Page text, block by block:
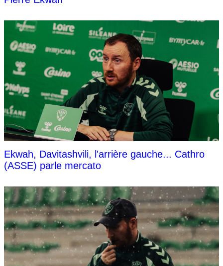
Ekwah, Davitashvili, l'arrière gauche... Cathro
(ASSE) parle mercato